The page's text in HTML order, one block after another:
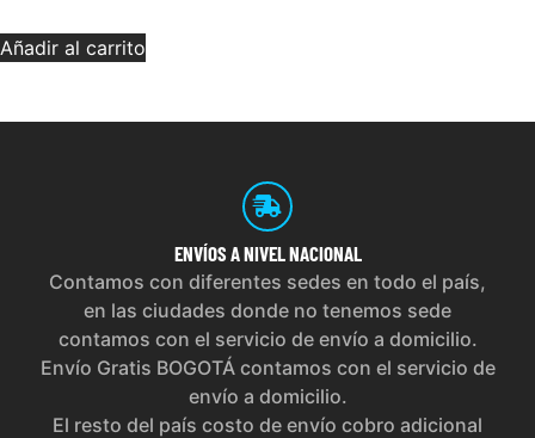
Añadir al carrito
ENVÍOS A NIVEL NACIONAL
Contamos con diferentes sedes en todo el país,
en las ciudades donde no tenemos sede
contamos con el servicio de envío a domicilio.
Envío Gratis BOGOTÁ contamos con el servicio de
envío a domicilio.
El resto del país costo de envío cobro adicional